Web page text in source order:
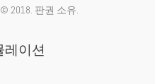
2018. 판권 소유.
레이션